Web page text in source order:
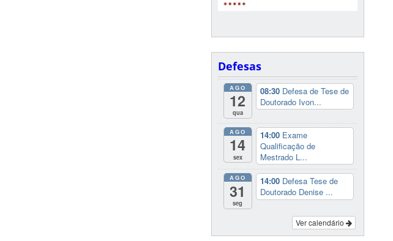
Defesas
AGO
12
qua
08:30 Defesa de Tese de
Doutorado Ivon...
AGO
14
sex
14:00 Exame
Qualificação de
Mestrado L...
AGO
31
seg
14:00 Defesa Tese de
Doutorado Denise ...
Ver calendário